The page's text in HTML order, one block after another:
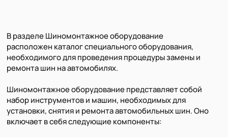
В разделе Шиномонтажное оборудование
расположен каталог специального оборудования,
необходимого для проведения процедуры замены и
ремонта шин на автомобилях.
Шиномонтажное оборудование представляет собой
набор инструментов и машин, необходимых для
установки, снятия и ремонта автомобильных шин. Оно
включает в себя следующие компоненты: